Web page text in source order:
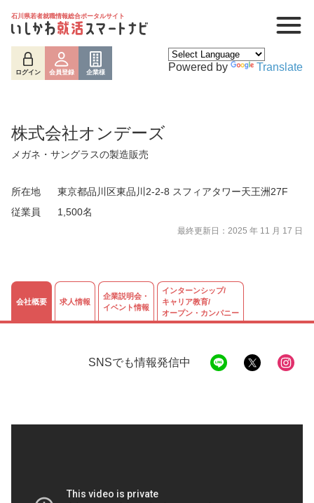
石川県若者就職情報総合ポータルサイト
ログイン 会員登録 企業様 Powered by Translate
ログイン 会員登録
株式会社オンデーズ
メガネ・サングラスの製造販売
所在地
東京都品川区東品川2-2-8 スフィアタワー天王洲27F
従業員
1,500名
最終更新日：2025 年 11 月 17 日
会社概要 求人情報
企業説明会・
イベント情報
インターンシップ/
キャリア教育/
オープン・カンパニー
SNSでも情報発信中